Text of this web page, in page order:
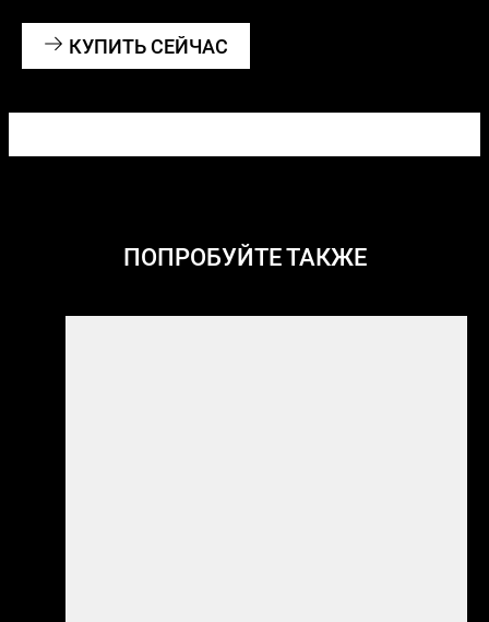
КУПИТЬ СЕЙЧАС
ПОПРОБУЙТЕ ТАКЖЕ